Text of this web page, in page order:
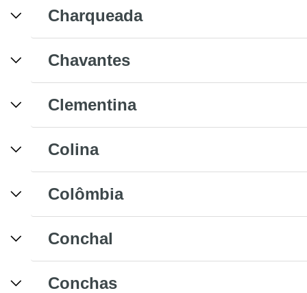
Charqueada
Chavantes
Clementina
Colina
Colômbia
Conchal
Conchas